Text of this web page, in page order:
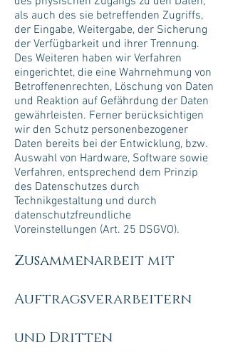
als auch des sie betreffenden Zugriffs,
der Eingabe, Weitergabe, der Sicherung
der Verfügbarkeit und ihrer Trennung.
Des Weiteren haben wir Verfahren
eingerichtet, die eine Wahrnehmung von
Betroffenenrechten, Löschung von Daten
und Reaktion auf Gefährdung der Daten
gewährleisten. Ferner berücksichtigen
wir den Schutz personenbezogener
Daten bereits bei der Entwicklung, bzw.
Auswahl von Hardware, Software sowie
Verfahren, entsprechend dem Prinzip
des Datenschutzes durch
Technikgestaltung und durch
datenschutzfreundliche
Voreinstellungen (Art. 25 DSGVO).
Zusammenarbeit mit
Auftragsverarbeitern
und Dritten